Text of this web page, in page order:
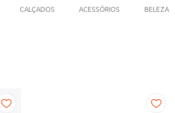
CALÇADOS ACESSÓRIOS BELEZA